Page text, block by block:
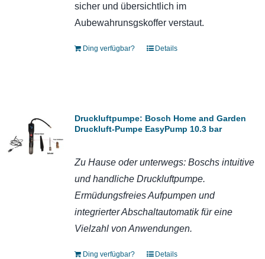
sicher und übersichtlich im
Aubewahrunsgskoffer verstaut.
Ding verfügbar? Details
Druckluftpumpe: Bosch Home and Garden
Druckluft-Pumpe EasyPump 10.3 bar
Zu Hause oder unterwegs: Boschs intuitive
und handliche Druckluftpumpe.
Ermüdungsfreies Aufpumpen und
integrierter Abschaltautomatik für eine
Vielzahl von Anwendungen.
Ding verfügbar? Details